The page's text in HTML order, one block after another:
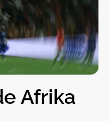
Afrika